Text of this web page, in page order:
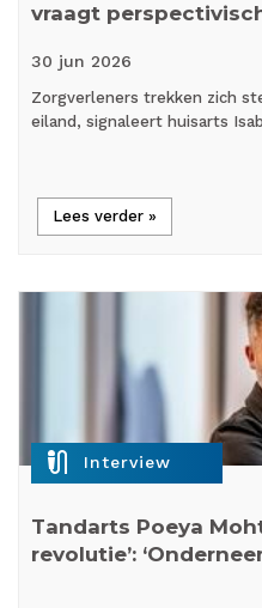
vraagt
30 jun 2026
Zorgverleners trekken zich
eiland, signaleert huisarts
Lees verder »
mic_external_on Interview
Tandarts Poeya
revolutie’: